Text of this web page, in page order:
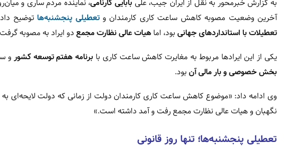
به گزارش خبرمحور به نقل از ایران جیب، علیبابایی کارنامی، نماینده مردم ساری و
آخرین وضعیت مصوبه کاهش ساعت کاری کارمندان وتعطیلی پنجشنبه‌هاتوضیح
تعطیلات با استانداردهای جهانی بود، اما هیات عالی نظارت مجمعدو ایراد به مصوبه
یکی از این ایرادها مربوط به مغایرت کاهش ساعت کاری با برنامه هفتم توسعه کشور و
بخش خصوصی و بار مالی آن بود.
وی ادامه داد: «موضوع کاهش ساعت کاری کارمندان دولت از زمانی که دولت لایحه‌ای
نگهبان و هیات عالی نظارت مجمع رفت و آمد داشته است.»
تعطیلی پنجشنبه‌ها؛ تنها روز قانونی